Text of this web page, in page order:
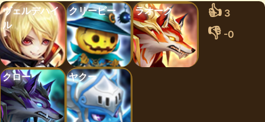
ヴェルデハイ
ル
クリーピー ラオーク 👍 3
👎 -0
クロー ヤクー